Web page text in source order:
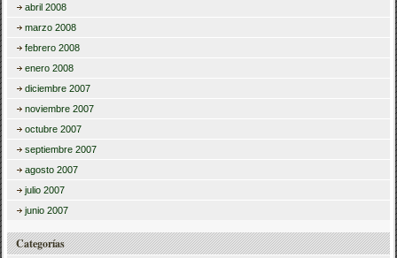
abril 2008
marzo 2008
febrero 2008
enero 2008
diciembre 2007
noviembre 2007
octubre 2007
septiembre 2007
agosto 2007
julio 2007
junio 2007
Categorías